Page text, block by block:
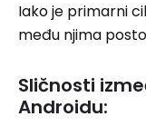
Iako je primarni
među njima
Sličnosti
Androidu: